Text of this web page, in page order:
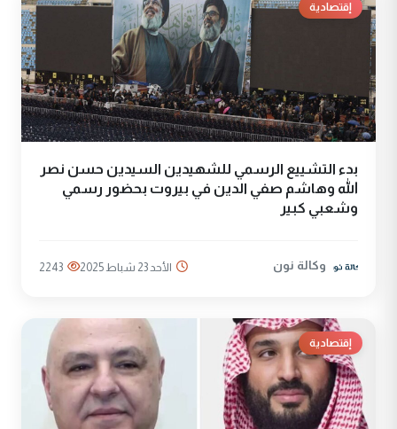
إقتصادية
بدء التشييع الرسمي للشهيدين السيدين حسن نصر
الله وهاشم صفي الدين في بيروت بحضور رسمي
وشعبي كبير
وكالة نون الأحد 23 شباط 2025 2243
إقتصادية